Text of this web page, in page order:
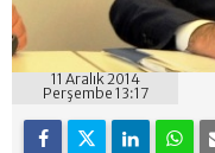
11 Aralık 2014
Perşembe 13:17